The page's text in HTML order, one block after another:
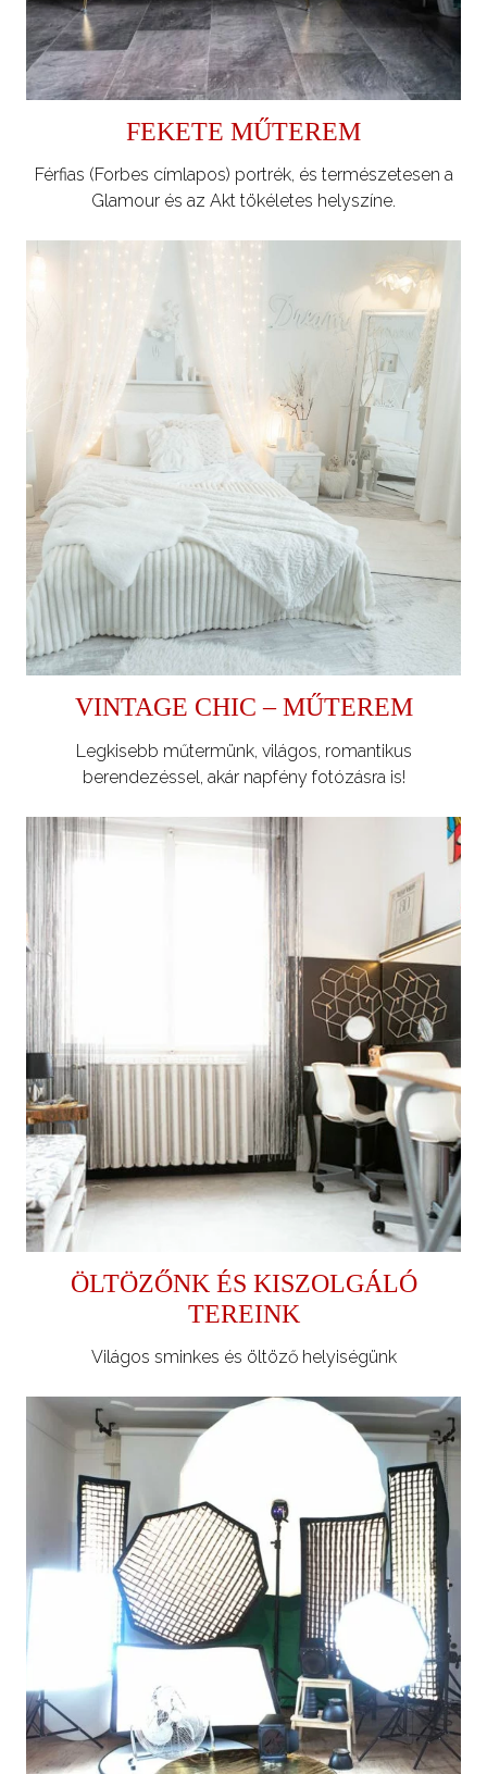
FEKETE MŰTEREM
Férfias (Forbes címlapos) portrék, és természetesen a
Glamour és az Akt tökéletes helyszíne.
VINTAGE CHIC – MŰTEREM
Legkisebb műtermünk, világos, romantikus
berendezéssel, akár napfény fotózásra is!
ÖLTÖZŐNK ÉS KISZOLGÁLÓ
TEREINK
Világos sminkes és öltöző helyiségünk